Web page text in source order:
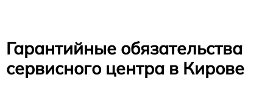
Гарантийные обязательства
сервисного центра в Кирове